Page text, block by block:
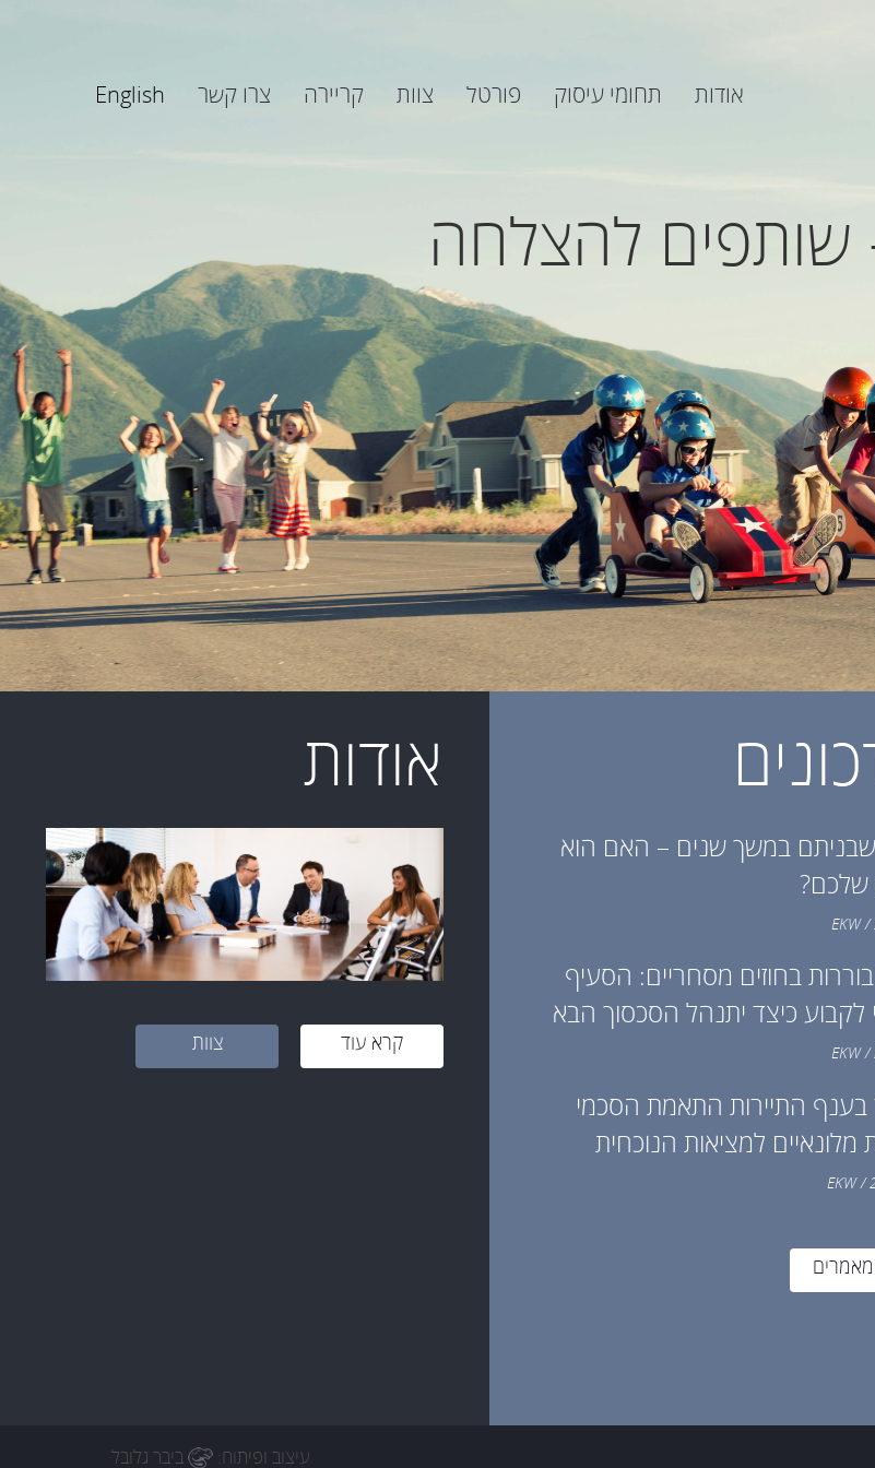
English אודות תחומי עיסוק פורטל צוות קריירה צרו קשר
אודות
במשך שנים – האם הוא
בחוזים מסחריים: הסעיף
לקבוע כיצד יתנהל הסכסוך הבא
התיירות התאמת הסכמי
מלונאיים למציאות הנוכחית
קרא עוד צוות
עיצוב ופיתוח: ביבר גלובל